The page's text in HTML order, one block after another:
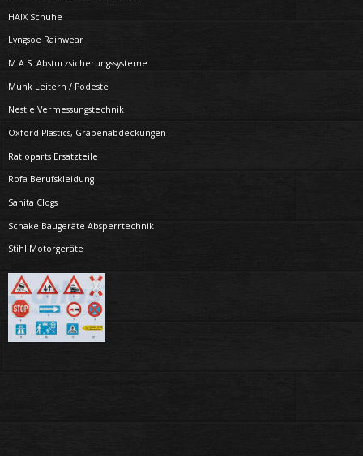
HAIX Schuhe
Lyngsoe Rainwear
M.A.S. Absturzsicherungssysteme
Munk Leitern / Podeste
Nestle Vermessungstechnik
Oxford Plastics, Grabenabdeckungen
Ratioparts Ersatzteile
Rofa Berufskleidung
Sanita Clogs
Schake Baugeräte Absperrtechnik
Stihl Motorgeräte